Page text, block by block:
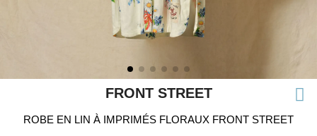
FRONT STREET
ROBE EN LIN À IMPRIMÉS FLORAUX FRONT STREET